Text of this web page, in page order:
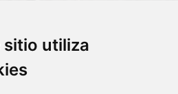
sitio utiliza